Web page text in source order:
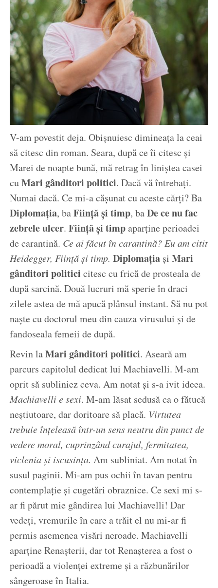
V-am povestit deja. Obișnuiesc dimineața la ceai
să citesc din roman. Seara, după ce îi citesc și
Marei de noapte bună, mă retrag în liniștea casei
cuMari gânditori politici. Dacă vă întrebați.
Numai dacă. Ce mi-a cășunat cu aceste cărți? Ba
Diplomația, baFiință și timp, baDe ce nu fac
zebrele ulcer. Ființă și timpaparține perioadei
de carantină. Ce ai făcut în carantină? Eu am citit
Heidegger, Ființă și timp. Diplomația și Mari
gânditori politici citesc cu frică de prosteala de
după sarcină. Două lucruri mă sperie în draci
zilele astea de mă apucă plânsul instant. Să nu pot
naște cu doctorul meu din cauza virusului și de
fandoseala femeii de după.
Revin laMari gânditori politici. Aseară am
parcurs capitolul dedicat lui Machiavelli. M-am
oprit să subliniez ceva. Am notat și s-a ivit ideea.
Machiavelli e sexi. M-am lăsat sedusă ca o fătucă
neștiutoare, dar doritoare să placă. Virtutea
trebuie înțeleasă într-un sens neutru din punct de
vedere moral, cuprinzând curajul, fermitatea,
viclenia și iscusința. Am subliniat. Am notat în
susul paginii. Mi-am pus ochii în tavan pentru
contemplație și cugetări obraznice. Ce sexi mi s-
ar fi părut mie gândirea lui Machiavelli! Dar
vedeți, vremurile în care a trăit el nu mi-ar fi
permis asemenea visări neroade. Machiavelli
aparține Renașterii, dar tot Renașterea a fost o
perioadă a violenței extreme și a răzbunărilor
sângeroase în Italia.